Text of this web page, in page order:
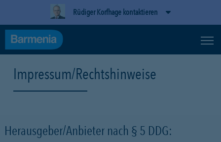
Rüdiger Korfhage kontaktieren
Impressum/Rechtshinweise
Herausgeber/Anbieter nach § 5 DDG: